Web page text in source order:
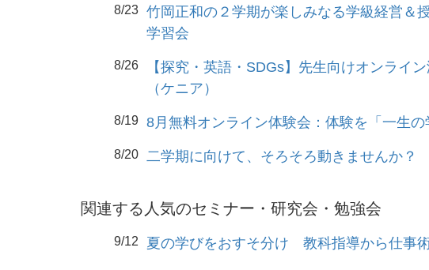
8/23 竹岡正和の２学期が楽しみなる学級経営＆
学習会
8/26
【探究・英語・SDGs】先生向けオンライ
（ケニア）
8/19 8月無料オンライン体験会：体験を「一生の
8/20 二学期に向けて、そろそろ動きませんか？
関連する人気のセミナー・研究会・勉強会
9/12 夏の学びをおすそ分け 教科指導から仕事